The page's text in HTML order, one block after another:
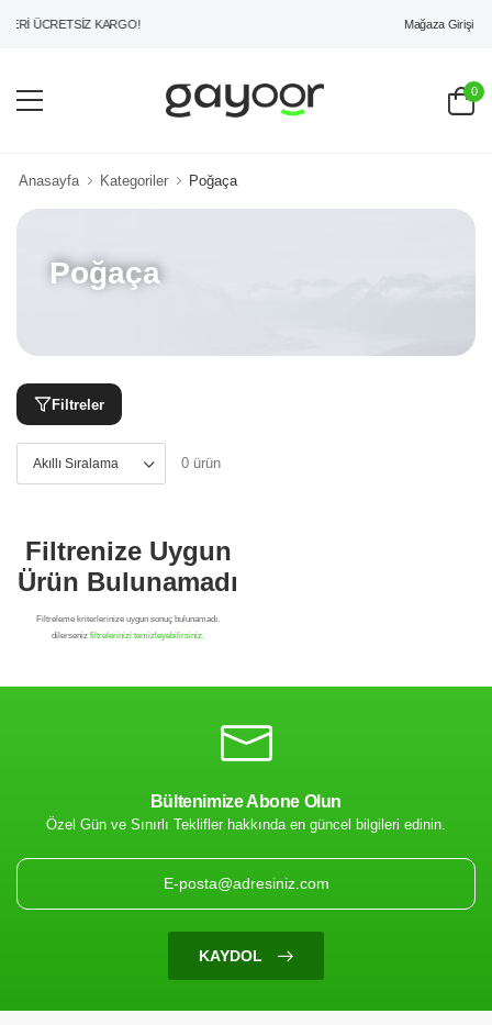
ÜCRETSİZ KARGO! Mağaza Girişi
0
Anasayfa Kategoriler Poğaça
Poğaça
Filtreler
0 ürün
Filtrenize Uygun
Ürün Bulunamadı
Bültenimize Abone Olun
Özel Gün ve Sınırlı Teklifler hakkında en güncel bilgileri edinin.
KAYDOL